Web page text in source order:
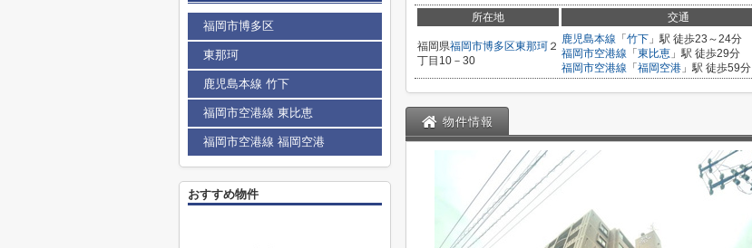
所在地 交通
福岡県福岡市博多区東那珂 ２
丁目10－30
鹿児島本線 「 竹下 」駅 徒歩23～24分
福岡市空港線 「 東比恵 」駅 徒歩29分
福岡市空港線 「 福岡空港 」駅 徒歩59分
物件情報
福岡市博多区
東那珂
鹿児島本線 竹下
福岡市空港線 東比恵
福岡市空港線 福岡空港
おすすめ物件